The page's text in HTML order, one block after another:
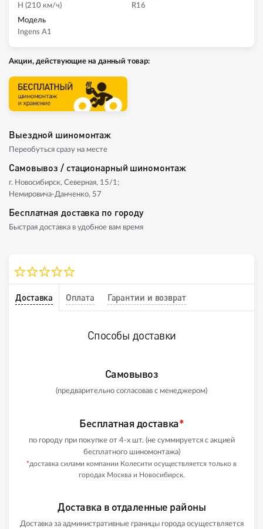
H (210 км/ч)
R16
Модель
Ingens A1
Акции, действующие на данный товар:
Выездной шиномонтаж
Переобуться сразу на месте
Самовывоз / стационарный шиномонтаж
г. Новосибирск, Северная, 15/1;
Немировича-Данченко, 57
Бесплатная доставка по городу
Быстрая доставка в удобное вам время
Доставка Оплата Гарантии и возврат
Способы доставки
Самовывоз
(предварительно согласовав с менеджером)
Бесплатная доставка*
по городу при покупке от 4-х шт. (не суммируется с акцией
бесплатного шиномонтажа)
*доставка силами компании Колесити осуществляется только в
городах Москва и Новосибирск.
Доставка в отдаленные районы
Доставка за административные границы города осуществляется